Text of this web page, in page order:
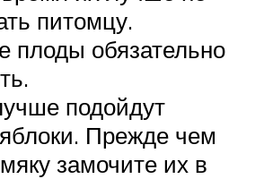
питомцу.
плоды обязательно
подойдут
Прежде чем
замочите их в